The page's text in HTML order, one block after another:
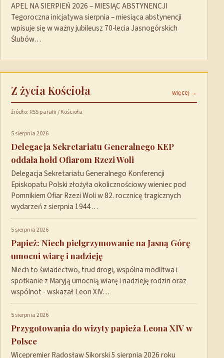
APEL NA SIERPIEŃ 2026 – MIESIĄC ABSTYNENCJI
Tegoroczna inicjatywa sierpnia – miesiąca abstynencji
wpisuje się w ważny jubileusz 70-lecia Jasnogórskich
Ślubów…
Z życia Kościoła więcej →
źródło: RSS parafii / Kościoła
5 sierpnia 2026
Delegacja Sekretariatu Generalnego KEP
oddała hołd Ofiarom Rzezi Woli
Delegacja Sekretariatu Generalnego Konferencji
Episkopatu Polski złożyła okolicznościowy wieniec pod
Pomnikiem Ofiar Rzezi Woli w 82. rocznicę tragicznych
wydarzeń z sierpnia 1944…
5 sierpnia 2026
Papież: Niech pielgrzymowanie na Jasną Górę
umocni wiarę i nadzieję
Niech to świadectwo, trud drogi, wspólna modlitwa i
spotkanie z Maryją umocnią wiarę i nadzieję rodzin oraz
wspólnot - wskazał Leon XIV…
5 sierpnia 2026
Przygotowania do wizyty papieża Leona XIV w
Polsce
Wicepremier Radosław Sikorski 5 sierpnia 2026 roku